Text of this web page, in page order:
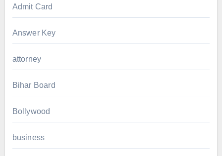
Admit Card
Answer Key
attorney
Bihar Board
Bollywood
business